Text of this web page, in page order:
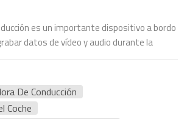
es un importante dispositivo a bordo
datos de vídeo y audio durante la
con el fin de proporcionar pruebas en
de tráfico. Como uno de los componentes
la importancia de la lente de la
es evidente. A continuación se
clave de la lente de grabadora de
De Conducción
Coche